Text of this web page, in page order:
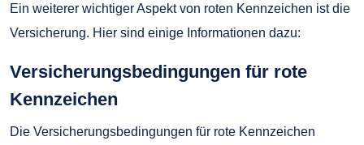
Ein weiterer wichtiger Aspekt von roten Kennzeichen ist die
Versicherung. Hier sind einige Informationen dazu:
Versicherungsbedingungen für rote
Kennzeichen
Die Versicherungsbedingungen für rote Kennzeichen